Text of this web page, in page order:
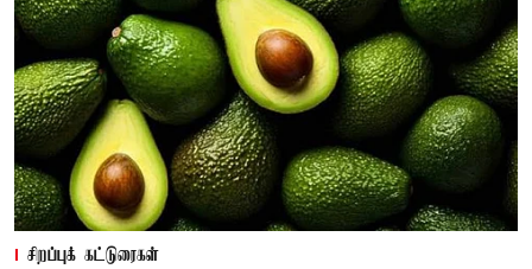
சிறப்புக் கட்டுரைகள்